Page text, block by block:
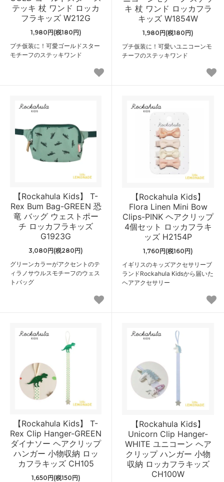
テッキ 杖 ワンド ロッカ
フラキッズ W212G
1,980円(税180円)
プチ仮装に！可愛ゴールドスター
モチーフのステッキワンド
キ 杖 ワンド ロッカフラ
キッズ W1854W
1,980円(税180円)
プチ仮装に！可愛いユニコーンモ
チーフのステッキワンド
【Rockahula Kids】 T-
Rex Bum Bag-GREEN 恐
竜 バッグ ウェストポー
チ ロッカフラキッズ
G1923G
3,080円(税280円)
グリーンカラーがアクセントのテ
ィラノサウルスモチーフのウェス
トバッグ
【Rockahula Kids】
Flora Linen Mini Bow
Clips-PINK ヘアクリップ
4個セット ロッカフラキ
ッズ H2154P
1,760円(税160円)
イギリスのキッズアクセサリーブ
ランドRockahula Kidsから届いた
ヘアアクセサリー
【Rockahula Kids】 T-
Rex Clip Hanger-GREEN
ダイナソー ヘアクリップ
ハンガー 小物収納 ロッ
カフラキッズ CH105
1,650円(税150円)
【Rockahula Kids】
Unicorn Clip Hanger-
WHITE ユニコーン ヘア
クリップ ハンガー 小物
収納 ロッカフラキッズ
CH100W